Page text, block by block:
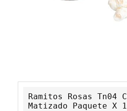
Ramitos Rosas Tn04
Matizado Paquete X